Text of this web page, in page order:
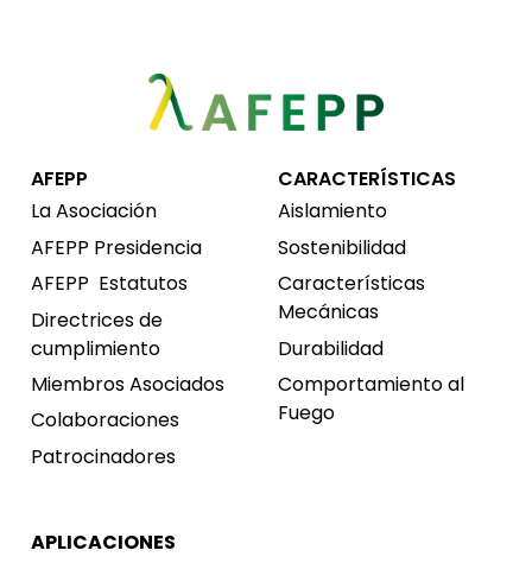
AFEPP
La Asociación
AFEPP Presidencia
AFEPP Estatutos
Directrices de
cumplimiento
Miembros Asociados
Colaboraciones
Patrocinadores
CARACTERÍSTICAS
Aislamiento
Sostenibilidad
Características
Mecánicas
Durabilidad
Comportamiento al
Fuego
APLICACIONES